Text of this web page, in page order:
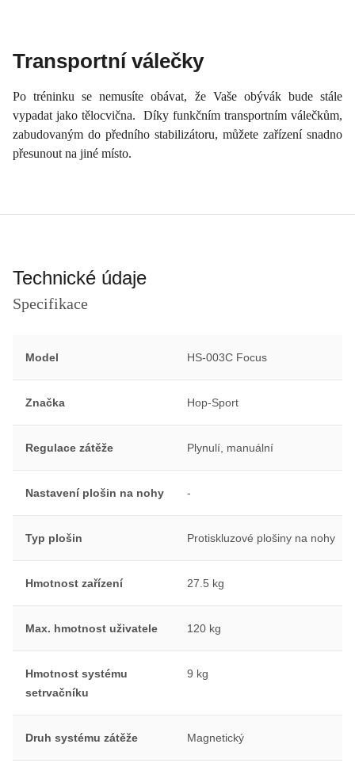
Transportní válečky
Po tréninku se nemusíte obávat, že Vaše obývák bude stále
vypadat jako tělocvična. Díky funkčním transportním válečkům,
zabudovaným do předního stabilizátoru, můžete zařízení snadno
přesunout na jiné místo.
Technické údaje
Specifikace
Model HS-003C Focus
Značka Hop-Sport
Regulace zátěže Plynulí, manuální
Nastavení plošin na nohy -
Typ plošin Protiskluzové plošiny na nohy
Hmotnost zařízení 27.5 kg
Max. hmotnost uživatele 120 kg
Hmotnost systému
setrvačníku
9 kg
Druh systému zátěže Magnetický